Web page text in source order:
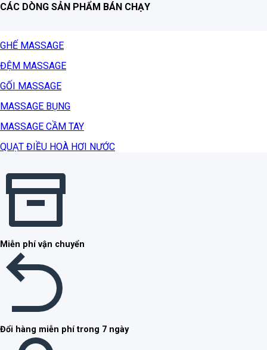
CÁC DÒNG SẢN PHẨM BÁN CHẠY
GHẾ MASSAGE
ĐỆM MASSAGE
GỐI MASSAGE
MASSAGE BỤNG
MASSAGE CẦM TAY
QUẠT ĐIỀU HOÀ HƠI NƯỚC
Miễn phí vận chuyển
Đổi hàng miễn phí trong 7 ngày